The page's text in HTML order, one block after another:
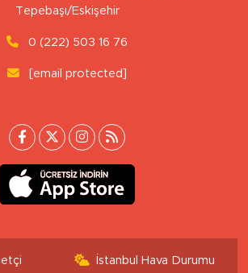
Tepebaşı/Eskişehir
0 (222) 503 16 76
[email protected]
İstanbul Hava Durumu